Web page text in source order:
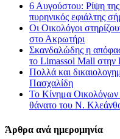
6 Αυγούστου: Ρίψη
πυρηνικός εφιάλτης
Οι Οικολόγοι
στο Ακρωτήρι
Σκανδαλώδης η
το Limassol Mall στην
Πολλά και
Πασχαλίδη
Το Κίνημα Οικολόγων
θάνατο του Ν.
Άρθρα ανά ημερομηνία